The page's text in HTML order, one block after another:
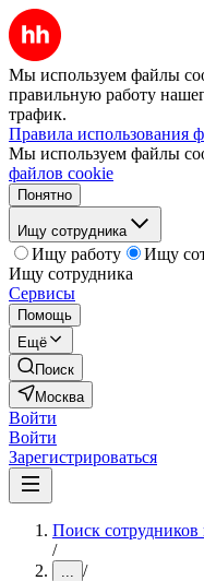
Мы используем файлы
правильную работу
трафик.
Правила использования
Мы используем файлы
файлов cookie
Понятно
Ищу сотрудника
Ищу работу
Ищу
Ищу сотрудника
Сервисы
Помощь
Ещё
Поиск
Москва
Войти
Войти
Зарегистрироваться
Поиск
/
... /